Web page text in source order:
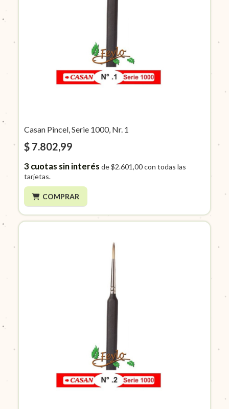
Casan Pincel, Serie 1000, Nr. 1
$ 7.802,99
3cuotas sin interés de$2.601,00con todas las
tarjetas.
COMPRAR